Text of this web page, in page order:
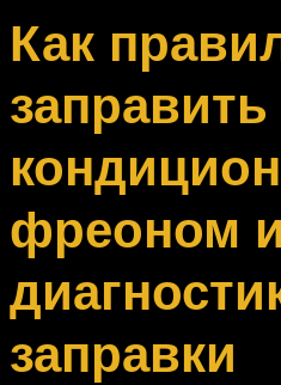
Меню
Как
заправить
фреоном и
заправки